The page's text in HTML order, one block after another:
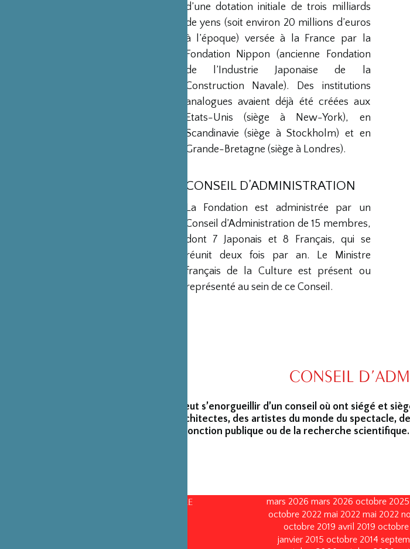
d’une dotation initiale de trois milliards
de yens (soit environ 20 millions d’euros
à l’époque) versée à la France par la
Fondation Nippon (ancienne Fondation
de l’Industrie Japonaise de la
Construction Navale). Des institutions
analogues avaient déjà été créées aux
Etats-Unis (siège à New-York), en
Scandinavie (siège à Stockholm) et en
Grande-Bretagne (siège à Londres).
CONSEIL D’ADMINISTRATION
La Fondation est administrée par un
Conseil d’Administration de 15 membres,
dont 7 Japonais et 8 Français, qui se
réunit deux fois par an. Le Ministre
français de la Culture est présent ou
représenté au sein de ce Conseil.
CONSEIL
La Fondation peut s’enorgueillir d’un conseil où ont siégé et
créateurs et architectes, des artistes du monde du spectacle,
émérites de la fonction publique ou de la recherche scientifique.
CONSEILS D’ADMINISTRATION PAR ANNÉE mars 2026 mars 2026 octobre 2025
octobre 2022 mai 2022 mai 2022
octobre 2019 avril 2019 octobre
janvier 2015 octobre 2014